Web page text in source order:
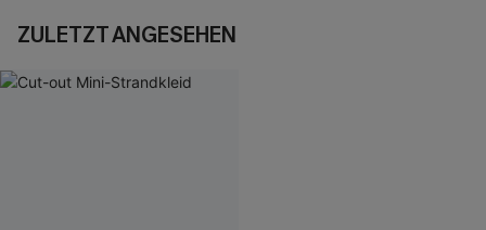
ZULETZT ANGESEHEN